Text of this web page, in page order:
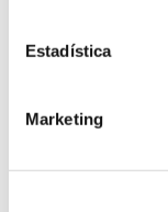
Estadística
Marketing